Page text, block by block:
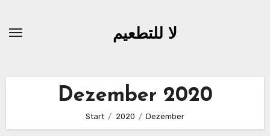
لا للتطعيم
Dezember 2020
Start 2020 Dezember